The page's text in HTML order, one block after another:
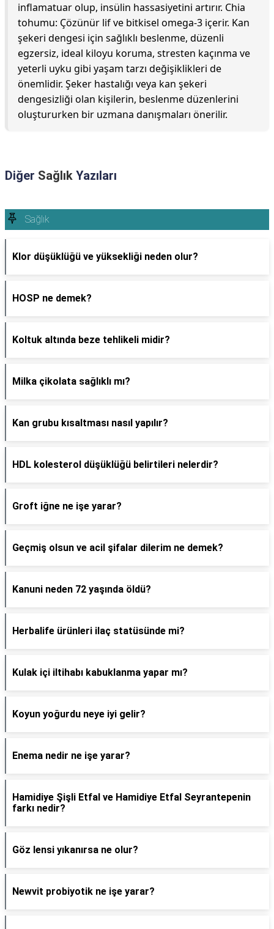
inflamatuar olup, insülin hassasiyetini artırır. Chia
tohumu: Çözünür lif ve bitkisel omega-3 içerir. Kan
şekeri dengesi için sağlıklı beslenme, düzenli
egzersiz, ideal kiloyu koruma, stresten kaçınma ve
yeterli uyku gibi yaşam tarzı değişiklikleri de
önemlidir. Şeker hastalığı veya kan şekeri
dengesizliği olan kişilerin, beslenme düzenlerini
oluştururken bir uzmana danışmaları önerilir.
Diğer Sağlık Yazıları
Sağlık
Klor düşüklüğü ve yüksekliği neden olur?
HOSP ne demek?
Koltuk altında beze tehlikeli midir?
Milka çikolata sağlıklı mı?
Kan grubu kısaltması nasıl yapılır?
HDL kolesterol düşüklüğü belirtileri nelerdir?
Groft iğne ne işe yarar?
Geçmiş olsun ve acil şifalar dilerim ne demek?
Kanuni neden 72 yaşında öldü?
Herbalife ürünleri ilaç statüsünde mi?
Kulak içi iltihabı kabuklanma yapar mı?
Koyun yoğurdu neye iyi gelir?
Enema nedir ne işe yarar?
Hamidiye Şişli Etfal ve Hamidiye Etfal Seyrantepenin
farkı nedir?
Göz lensi yıkanırsa ne olur?
Newvit probiyotik ne işe yarar?